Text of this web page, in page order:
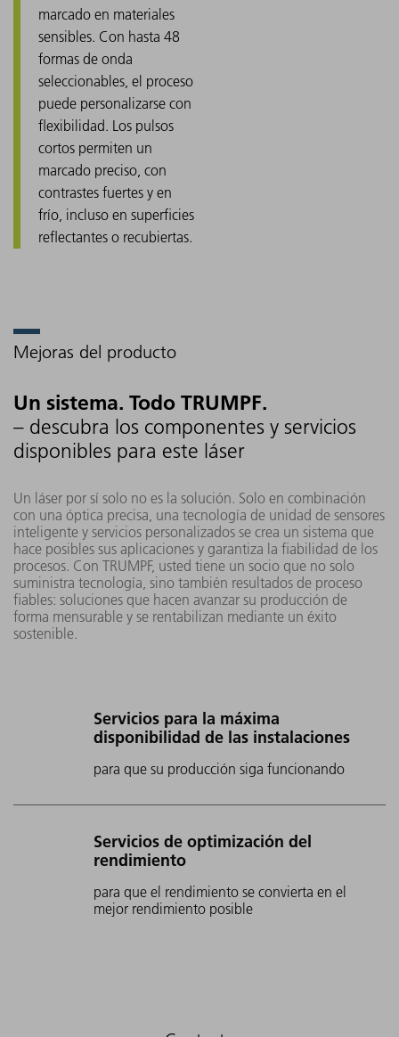
marcado en materiales
sensibles. Con hasta 48
formas de onda
seleccionables, el proceso
puede personalizarse con
flexibilidad. Los pulsos
cortos permiten un
marcado preciso, con
contrastes fuertes y en
frío, incluso en superficies
reflectantes o recubiertas.
Mejoras del producto
Un sistema. Todo TRUMPF.
– descubra los componentes y servicios
disponibles para este láser
Un láser por sí solo no es la solución. Solo en combinación
con una óptica precisa, una tecnología de unidad de sensores
inteligente y servicios personalizados se crea un sistema que
hace posibles sus aplicaciones y garantiza la fiabilidad de los
procesos. Con TRUMPF, usted tiene un socio que no solo
suministra tecnología, sino también resultados de proceso
fiables: soluciones que hacen avanzar su producción de
forma mensurable y se rentabilizan mediante un éxito
sostenible.
Servicios para la máxima
disponibilidad de las instalaciones
para que su producción siga funcionando
Servicios de optimización del
rendimiento
para que el rendimiento se convierta en el
mejor rendimiento posible